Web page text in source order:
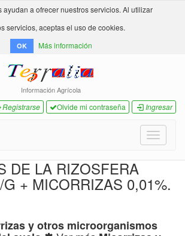
ayudan a ofrecer nuestros servicios. Al utilizar
servicios, aceptas el uso de cookies.
OK Más información
Información Agrícola
Registrarse Olvide mi contraseña Ingresar
Toggle
DE LA RIZOSFERA
+ MICORRIZAS 0,01%.
y otros microorganismos